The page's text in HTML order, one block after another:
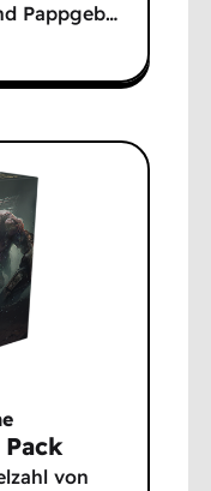
Pappgeb…
von